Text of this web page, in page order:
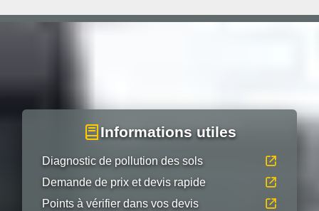
Informations utiles
Diagnostic de pollution des sols
Demande de prix et devis rapide
Points à vérifier dans vos devis